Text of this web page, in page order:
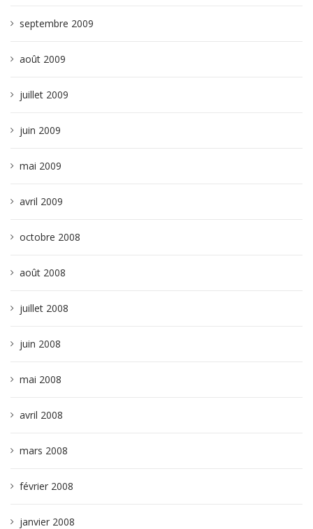
septembre 2009
août 2009
juillet 2009
juin 2009
mai 2009
avril 2009
octobre 2008
août 2008
juillet 2008
juin 2008
mai 2008
avril 2008
mars 2008
février 2008
janvier 2008